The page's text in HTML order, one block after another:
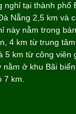
nghỉ tại thành phố
Nẵng 2,5 km và
này nằm trong
4 km từ trung
5 km từ công viên
nằm ở khu Bãi
km.